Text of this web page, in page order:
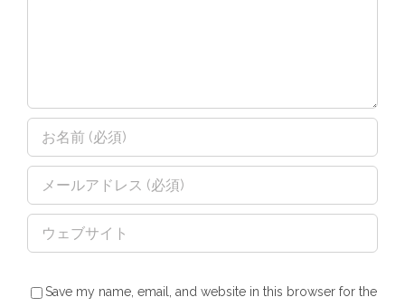
Save my name, email, and website in this browser for the